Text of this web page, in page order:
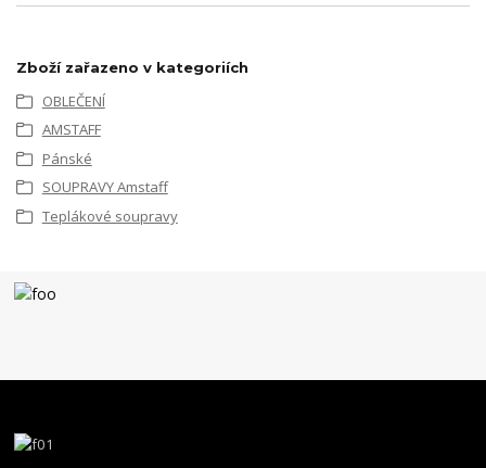
Zboží zařazeno v kategoriích
OBLEČENÍ
AMSTAFF
Pánské
SOUPRAVY Amstaff
Teplákové soupravy